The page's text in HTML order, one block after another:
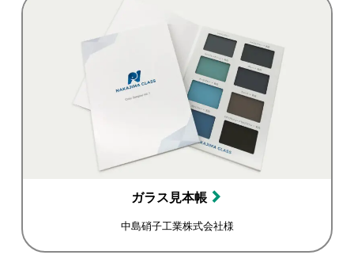
ガラス見本帳
中島硝子工業株式会社様